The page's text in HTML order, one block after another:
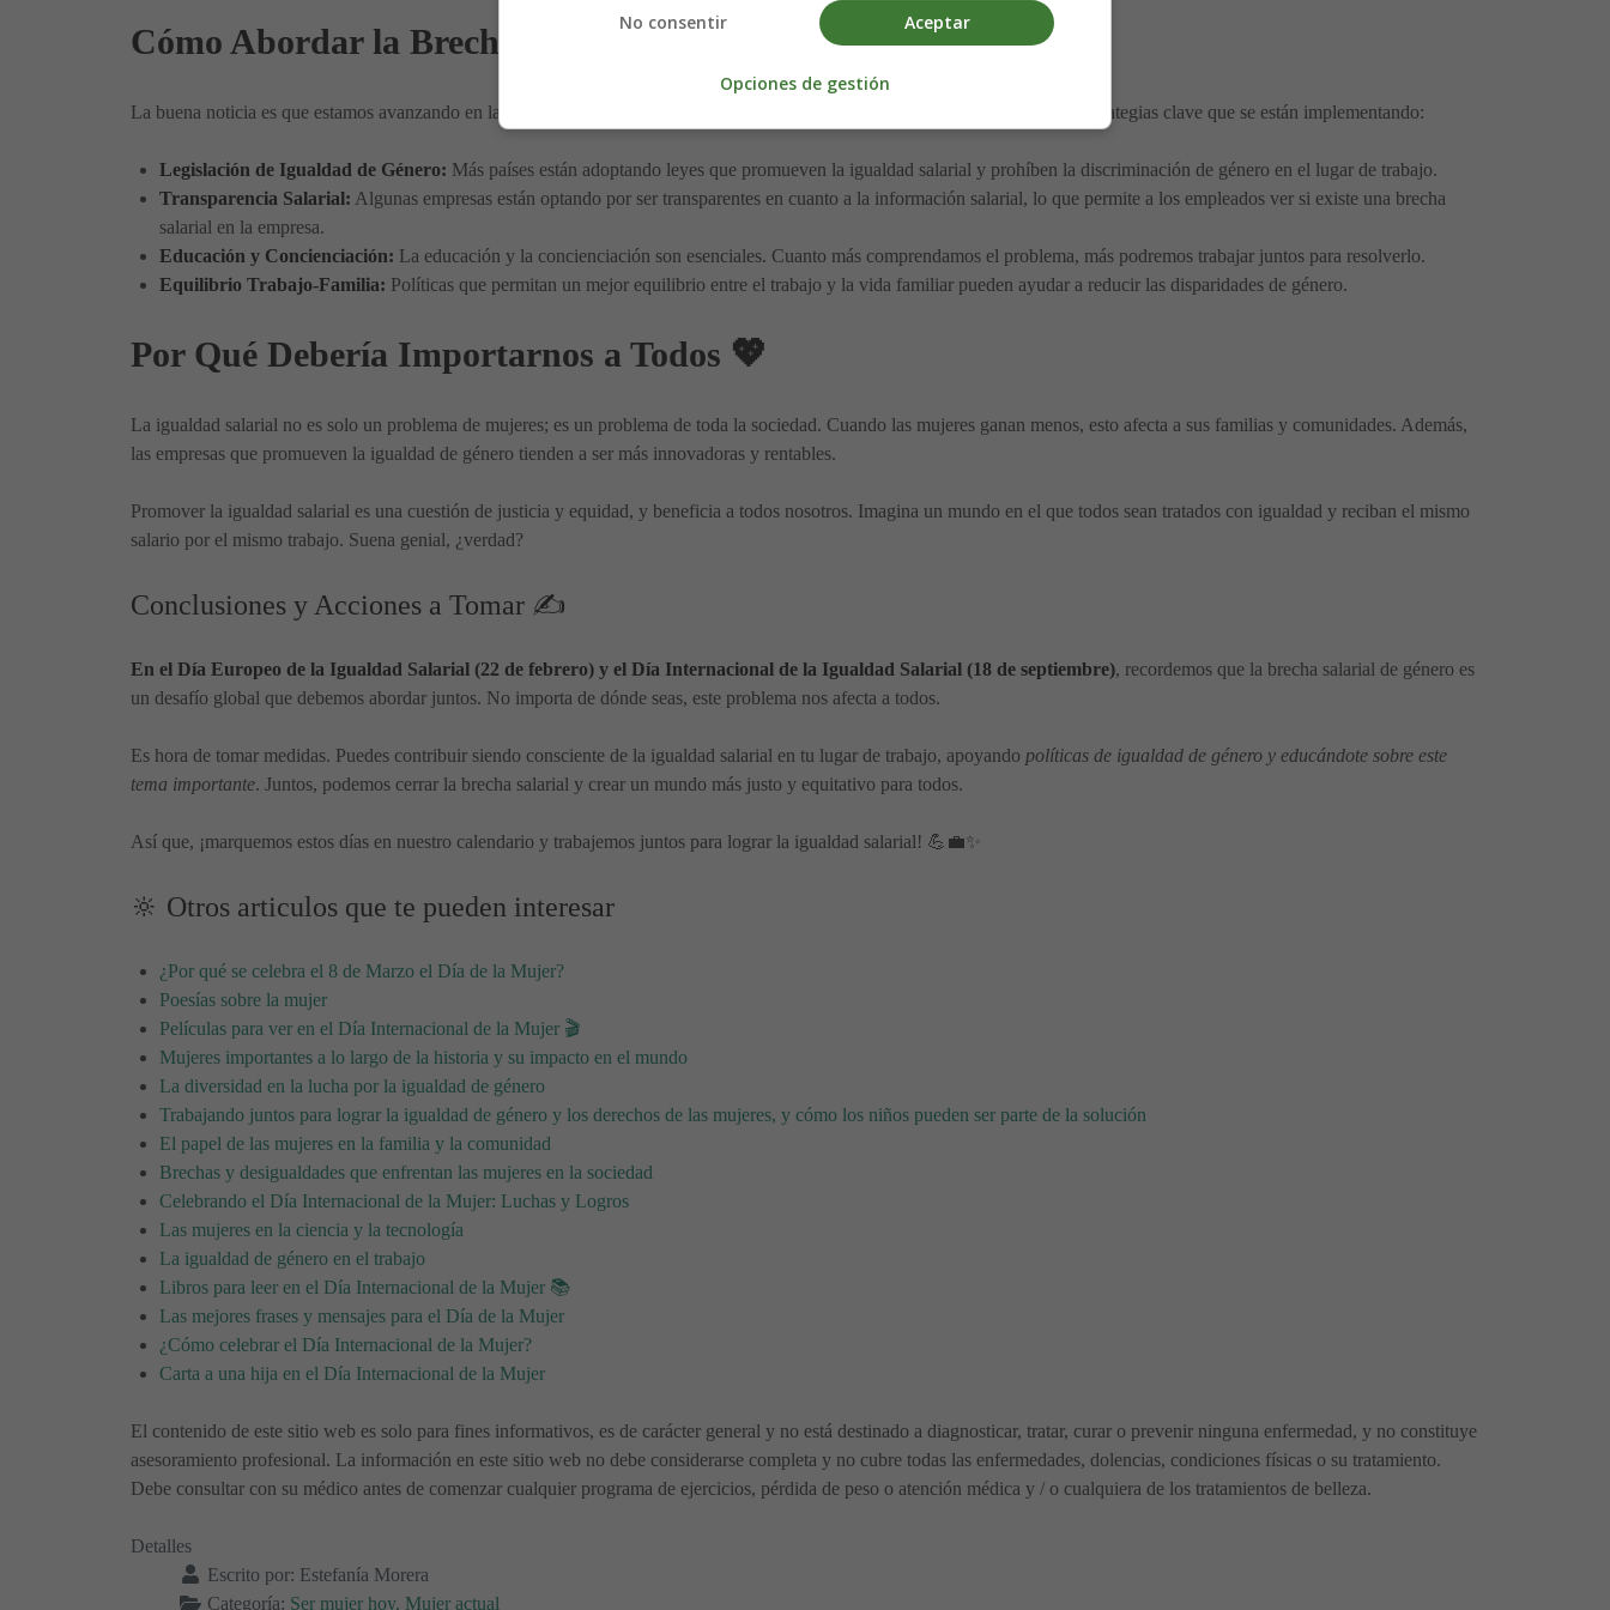
Cómo Abordar la Brecha Salarial 🌟
La buena noticia es que estamos avanzando en la dirección correcta para cerrar la brecha salarial de género. Aquí hay algunas estrategias clave que se están implementando:
Legislación de Igualdad de Género: Más países están adoptando leyes que promueven la igualdad salarial y prohíben la discriminación de género en el lugar de trabajo.
Transparencia Salarial: Algunas empresas están optando por ser transparentes en cuanto a la información salarial, lo que permite a los empleados ver si existe una brecha
salarial en la empresa.
Educación y Concienciación: La educación y la concienciación son esenciales. Cuanto más comprendamos el problema, más podremos trabajar juntos para resolverlo.
Equilibrio Trabajo-Familia: Políticas que permitan un mejor equilibrio entre el trabajo y la vida familiar pueden ayudar a reducir las disparidades de género.
Por Qué Debería Importarnos a Todos 💖
La igualdad salarial no es solo un problema de mujeres; es un problema de toda la sociedad. Cuando las mujeres ganan menos, esto afecta a sus familias y comunidades. Además,
las empresas que promueven la igualdad de género tienden a ser más innovadoras y rentables.
Promover la igualdad salarial es una cuestión de justicia y equidad, y beneficia a todos nosotros. Imagina un mundo en el que todos sean tratados con igualdad y reciban el mismo
salario por el mismo trabajo. Suena genial, ¿verdad?
Conclusiones y Acciones a Tomar ✍️
En el Día Europeo de la Igualdad Salarial (22 de febrero) y el Día Internacional de la Igualdad Salarial (18 de septiembre), recordemos que la brecha salarial de género es
un desafío global que debemos abordar juntos. No importa de dónde seas, este problema nos afecta a todos.
Es hora de tomar medidas. Puedes contribuir siendo consciente de la igualdad salarial en tu lugar de trabajo, apoyando políticas de igualdad de género y educándote sobre este
tema importante. Juntos, podemos cerrar la brecha salarial y crear un mundo más justo y equitativo para todos.
Así que, ¡marquemos estos días en nuestro calendario y trabajemos juntos para lograr la igualdad salarial! 💪💼✨
🔆 Otros articulos que te pueden interesar
¿Por qué se celebra el 8 de Marzo el Día de la Mujer?
Poesías sobre la mujer
Películas para ver en el Día Internacional de la Mujer 🎬
Mujeres importantes a lo largo de la historia y su impacto en el mundo
La diversidad en la lucha por la igualdad de género
Trabajando juntos para lograr la igualdad de género y los derechos de las mujeres, y cómo los niños pueden ser parte de la solución
El papel de las mujeres en la familia y la comunidad
Brechas y desigualdades que enfrentan las mujeres en la sociedad
Celebrando el Día Internacional de la Mujer: Luchas y Logros
Las mujeres en la ciencia y la tecnología
La igualdad de género en el trabajo
Libros para leer en el Día Internacional de la Mujer 📚
Las mejores frases y mensajes para el Día de la Mujer
¿Cómo celebrar el Día Internacional de la Mujer?
Carta a una hija en el Día Internacional de la Mujer
El contenido de este sitio web es solo para fines informativos, es de carácter general y no está destinado a diagnosticar, tratar, curar o prevenir ninguna enfermedad, y no constituye
asesoramiento profesional. La información en este sitio web no debe considerarse completa y no cubre todas las enfermedades, dolencias, condiciones físicas o su tratamiento.
Debe consultar con su médico antes de comenzar cualquier programa de ejercicios, pérdida de peso o atención médica y / o cualquiera de los tratamientos de belleza.
Detalles
Escrito por: Estefanía Morera
Categoría: Ser mujer hoy, Mujer actual
Aceptar
No consentir
Opciones de gestión